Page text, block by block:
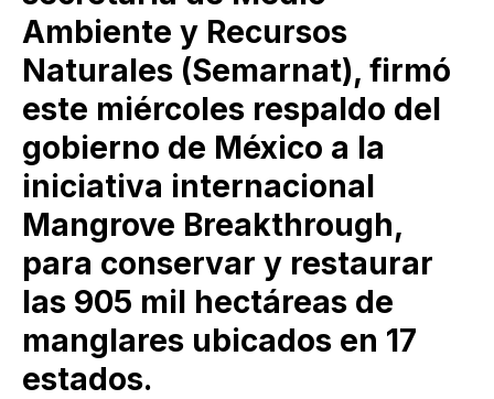
Ambiente y Recursos
Naturales (Semarnat), firmó
este miércoles respaldo del
gobierno de México a la
iniciativa internacional
Mangrove Breakthrough,
para conservar y restaurar
las 905 mil hectáreas de
manglares ubicados en 17
estados.